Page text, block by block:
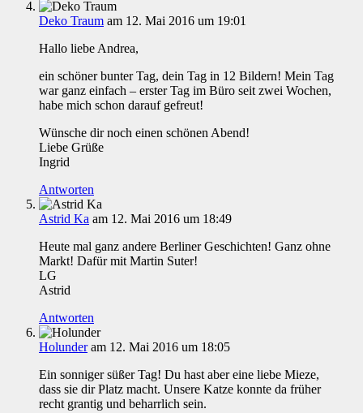
Deko Traum am 12. Mai 2016 um 19:01
Hallo liebe Andrea,
ein schöner bunter Tag, dein Tag in 12 Bildern! Mein Tag
war ganz einfach – erster Tag im Büro seit zwei Wochen,
habe mich schon darauf gefreut!
Wünsche dir noch einen schönen Abend!
Liebe Grüße
Ingrid
Antworten
Astrid Ka am 12. Mai 2016 um 18:49
Heute mal ganz andere Berliner Geschichten! Ganz ohne
Markt! Dafür mit Martin Suter!
LG
Astrid
Antworten
Holunder am 12. Mai 2016 um 18:05
Ein sonniger süßer Tag! Du hast aber eine liebe Mieze,
dass sie dir Platz macht. Unsere Katze konnte da früher
recht grantig und beharrlich sein.